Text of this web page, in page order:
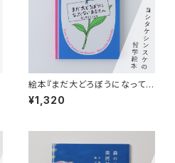
絵本『まだ大どろぼうになってい
ないあなたへ』ヨシタケシンスケ
¥1,320